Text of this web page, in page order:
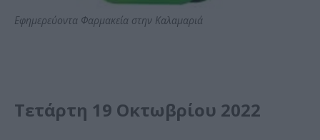
Εφημερεύοντα Φαρμακεία στην Καλαμαριά
Τετάρτη 19 Οκτωβρίου 2022